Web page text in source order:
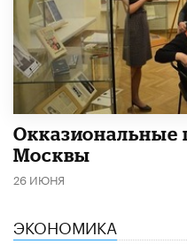
Москвы
26 ИЮНЯ
ЭКОНОМИКА